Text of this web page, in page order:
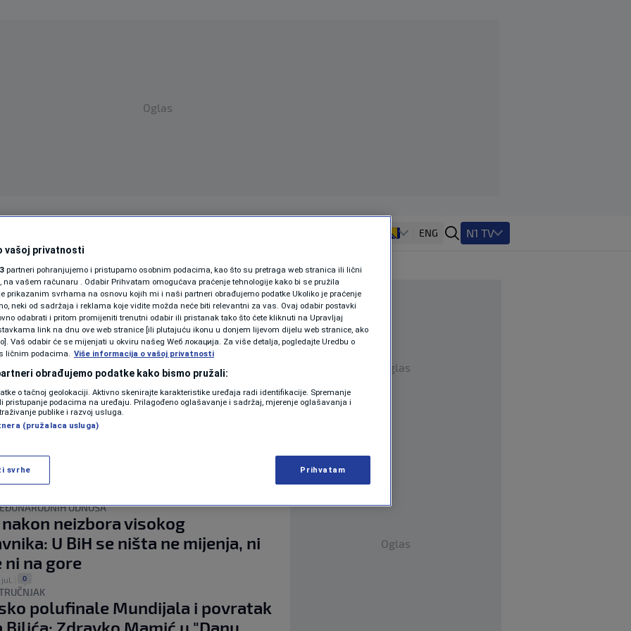
Oglas
SHOWBIZ
KOLUMNE
PODCAST
N1 SPECIJAL
VIRALNO
FOTO
ENG N1 TV
o izboru novog visokog
Istinska borba za pomoć BiH
za zaštitu američkih ili evropskih
jul.| 0
kontinuitet dobrih
ODNOSA
neizbora visokog
U BiH se ništa ne mijenja, ni
ni na gore
0
polufinale Mundijala i povratak
Oglas
Oglas
vašoj privatnosti
partneri pohranjujemo i pristupamo osobnim podacima, kao što su pretraga web stranica ili lični
na vašem računaru . Odabir Prihvatam omogućava praćenje tehnologije kako bi se pružila
prikazanim svrhama na osnovu kojih mi i naši partneri obrađujemo podatke Ukoliko je praćenje
neki od sadržaja i reklama koje vidite možda neće biti relevantni za vas. Ovaj odabir postavki
odabrati i pritom promijeniti trenutni odabir ili pristanak tako što ćete kliknuti na Upravljaj
link na dnu ove web stranice [ili plutajuću ikonu u donjem lijevom dijelu web stranice, ako
Vaš odabir će se mijenjati u okviru našeg Wеб локација. Za više detalja, pogledajte Uredbu o
ličnim podacima.
Više informacija o vašoj privatnosti
obrađujemo podatke kako bismo pružali:
o tačnoj geolokaciji. Aktivno skenirajte karakteristike uređaja radi identifikacije. Spremanje
pristupanje podacima na uređaju. Prilagođeno oglašavanje i sadržaj, mjerenje oglašavanja i
publike i razvoj usluga.
(pružalaca usluga)
svrhe Prihvatam